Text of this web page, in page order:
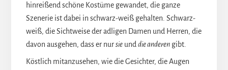
hinreißend schöne Kostüme gewandet, die ganze
Szenerie ist dabei in schwarz-weiß gehalten. Schwarz-
weiß, die Sichtweise der adligen Damen und Herren, die
davon ausgehen, dass er nursieund die anderengibt.
Köstlich mitanzusehen, wie die Gesichter, die Augen